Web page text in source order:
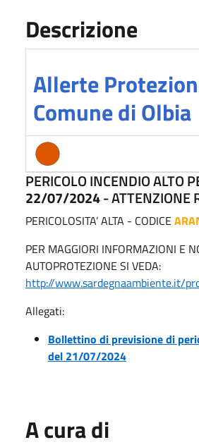
Descrizione
Allerte
Comune di Olbia
PERICOLO INCENDIO ALTO
22/07/2024- ATTENZIONE
PERICOLOSITA’ ALTA - CODICE
PER MAGGIORI INFORMAZIONI E
AUTOPROTEZIONE SI VEDA:
http://www.sardegnaambiente.it/
Allegati:
Bollettino di previsione di
del 21/07/2024
A cura di